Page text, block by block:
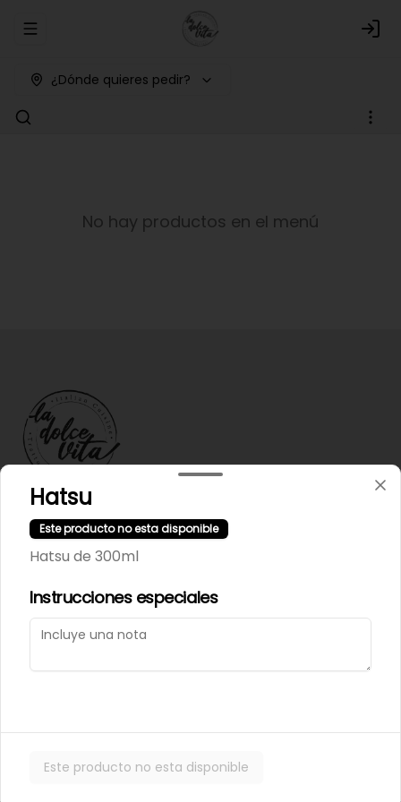
Abrir menu de navegación Login
¿Dónde quieres pedir?
No hay productos en el menú
Términos y condiciones
Política de privacidad
Mi cuenta
Iniciar sesión
Hatsu
Este producto no esta disponible
Hatsu de 300ml
Instrucciones especiales
Este producto no esta disponible